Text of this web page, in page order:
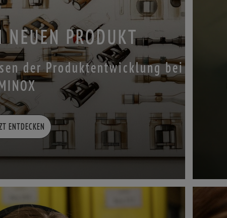
NEUEN PRODUKT
der Produktentwicklung bei
ENTDECKEN